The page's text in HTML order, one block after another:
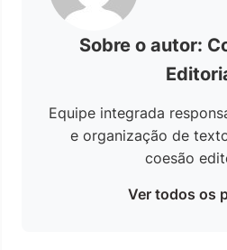
Sobre o autor:
Equipe integrada
e organização de
coesão
Ver todos os